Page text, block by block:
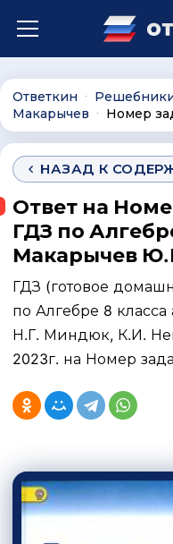
Ответкин ∙
Макарычев ∙ Номер
НАЗАД К
Ответ на
ГДЗ по
Макарычев
ГДЗ (готовое
по Алгебре 8
Н.Г. Миндюк, К.И.
2023г. на Номер